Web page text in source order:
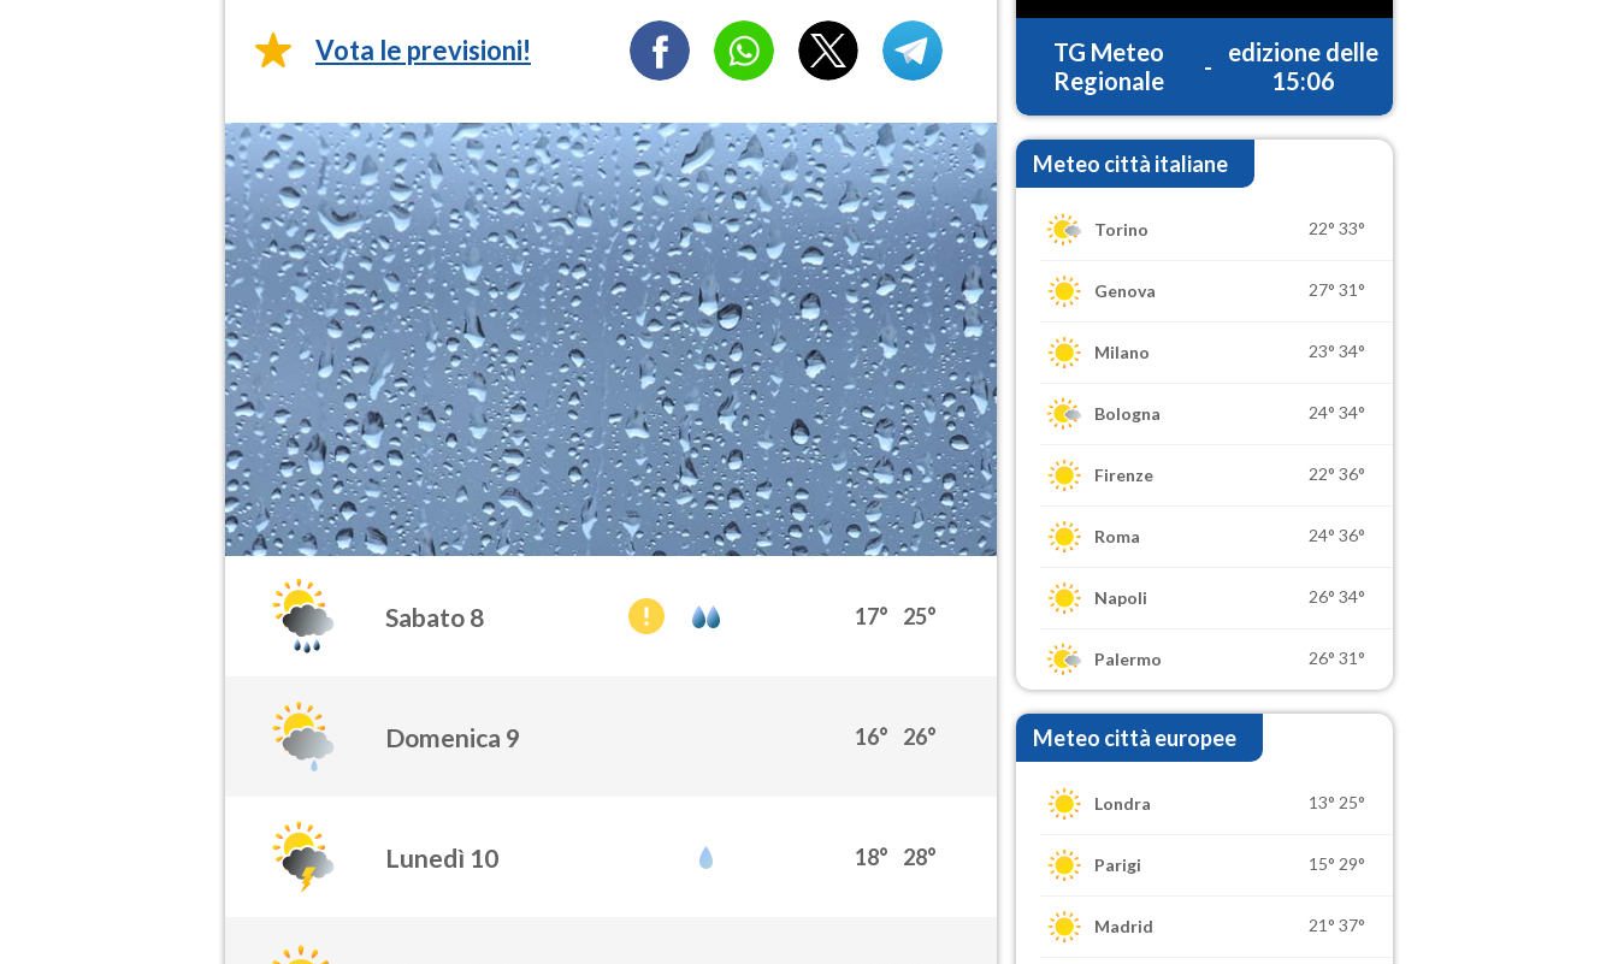
Vota le previsioni!
Sabato 8 17° 25°
Domenica 9 16° 26°
Lunedì 10 18° 28°
TG Meteo
Regionale
-
edizione delle
15:06
Meteo città italiane
Torino 22° 33°
Genova 27° 31°
Milano 23° 34°
Bologna 24° 34°
Firenze 22° 36°
Roma 24° 36°
Napoli 26° 34°
Palermo 26° 31°
Meteo città europee
Londra 13° 25°
Parigi 15° 29°
Madrid 21° 37°